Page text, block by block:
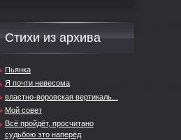
Стихи из архива
Пьянка
Я почти невесома
властно-воровская вертикаль...
Мой совет
Всё пройдёт, просчитано
судьбою это наперёд